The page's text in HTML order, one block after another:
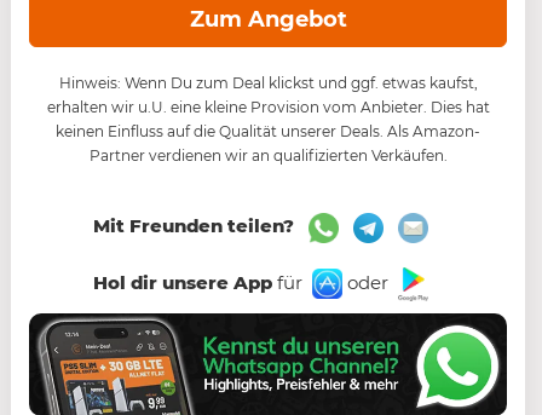
Zum Angebot
Hinweis: Wenn Du zum Deal klickst und ggf. etwas kaufst,
erhalten wir u.U. eine kleine Provision vom Anbieter. Dies hat
keinen Einfluss auf die Qualität unserer Deals. Als Amazon-
Partner verdienen wir an qualifizierten Verkäufen.
Mit Freunden teilen?
Hol dir unsere Appfür oder